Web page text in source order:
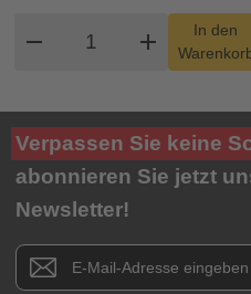
remove
Produkt Warenkorb
add
In den
Verpassen Sie keine
abonnieren Sie jetzt
Newsletter!
Newsletter E-Mail Adresse